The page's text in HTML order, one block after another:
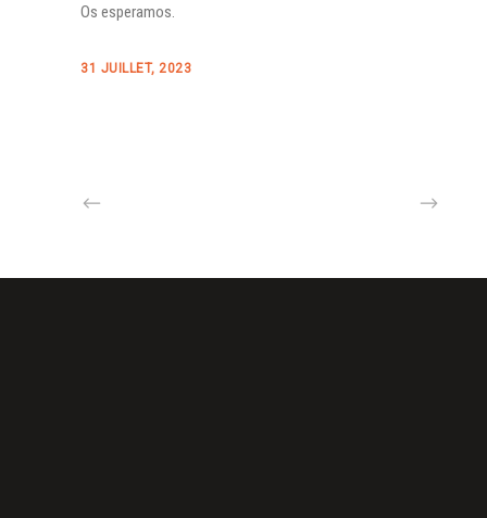
Os esperamos.
31 JUILLET, 2023